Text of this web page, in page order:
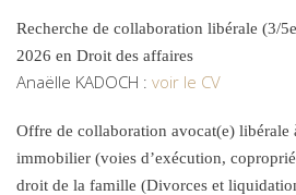
Recherche de collaboration libérale (3/
2026 en Droit des affaires
Anaëlle KADOCH : voir le CV
Offre de collaboration avocat(e) libérale
immobilier (voies d’exécution,
droit de la famille (Divorces et